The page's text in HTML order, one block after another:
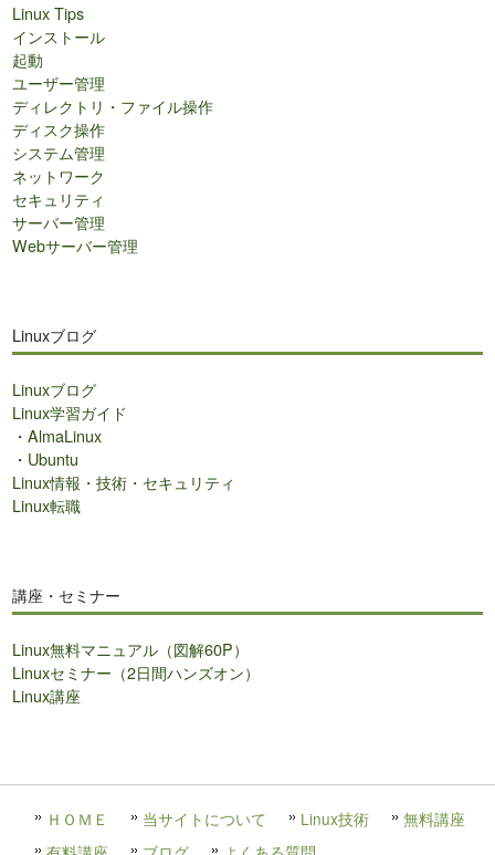
Linux Tips
インストール
起動
ユーザー管理
ディレクトリ・ファイル操作
ディスク操作
システム管理
ネットワーク
セキュリティ
サーバー管理
Webサーバー管理
Linuxブログ
Linuxブログ
Linux学習ガイド
・AlmaLinux
・ Ubuntu
Linux情報・技術・セキュリティ
Linux転職
講座・セミナー
Linux無料マニュアル（図解60P）
Linuxセミナー（2日間ハンズオン）
Linux講座
ＨＯＭＥ 当サイトについて Linux技術
無料講座